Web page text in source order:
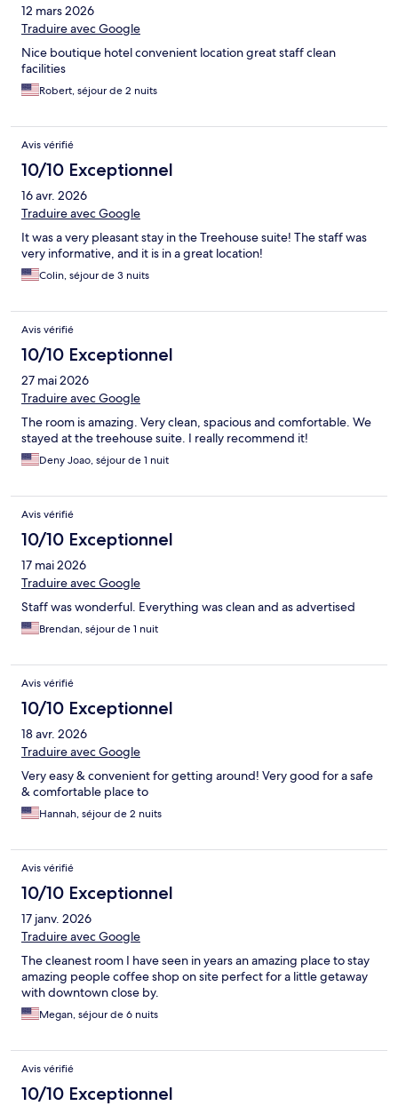
12 mars 2026
Traduire avec Google
Nice boutique hotel convenient location great staff clean
facilities
Robert, séjour de 2 nuits
Avis vérifié
10/10 Exceptionnel
16 avr. 2026
Traduire avec Google
It was a very pleasant stay in the Treehouse suite! The staff was
very informative, and it is in a great location!
Colin, séjour de 3 nuits
Avis vérifié
10/10 Exceptionnel
27 mai 2026
Traduire avec Google
The room is amazing. Very clean, spacious and comfortable. We
stayed at the treehouse suite. I really recommend it!
Deny Joao, séjour de 1 nuit
Avis vérifié
10/10 Exceptionnel
17 mai 2026
Traduire avec Google
Staff was wonderful. Everything was clean and as advertised
Brendan, séjour de 1 nuit
Avis vérifié
10/10 Exceptionnel
18 avr. 2026
Traduire avec Google
Very easy & convenient for getting around! Very good for a safe
& comfortable place to
Hannah, séjour de 2 nuits
Avis vérifié
10/10 Exceptionnel
17 janv. 2026
Traduire avec Google
The cleanest room I have seen in years an amazing place to stay
amazing people coffee shop on site perfect for a little getaway
with downtown close by.
Megan, séjour de 6 nuits
Avis vérifié
10/10 Exceptionnel